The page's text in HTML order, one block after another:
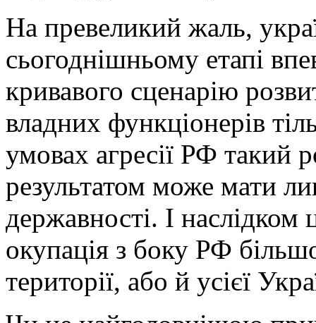
На превеликий жаль,
сьогоднішньому етапі
кривавого сценарію
владних функціонерів
умовах агресії РФ такий
результатом може мати
державності. І
окупація з боку РФ
території, або й усієї